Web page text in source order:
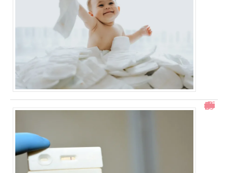
Test de grossesse positif mais prise de sang négative : explications